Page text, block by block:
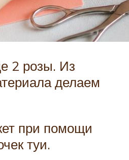
2 розы. Из
делаем
при помощи
туи.